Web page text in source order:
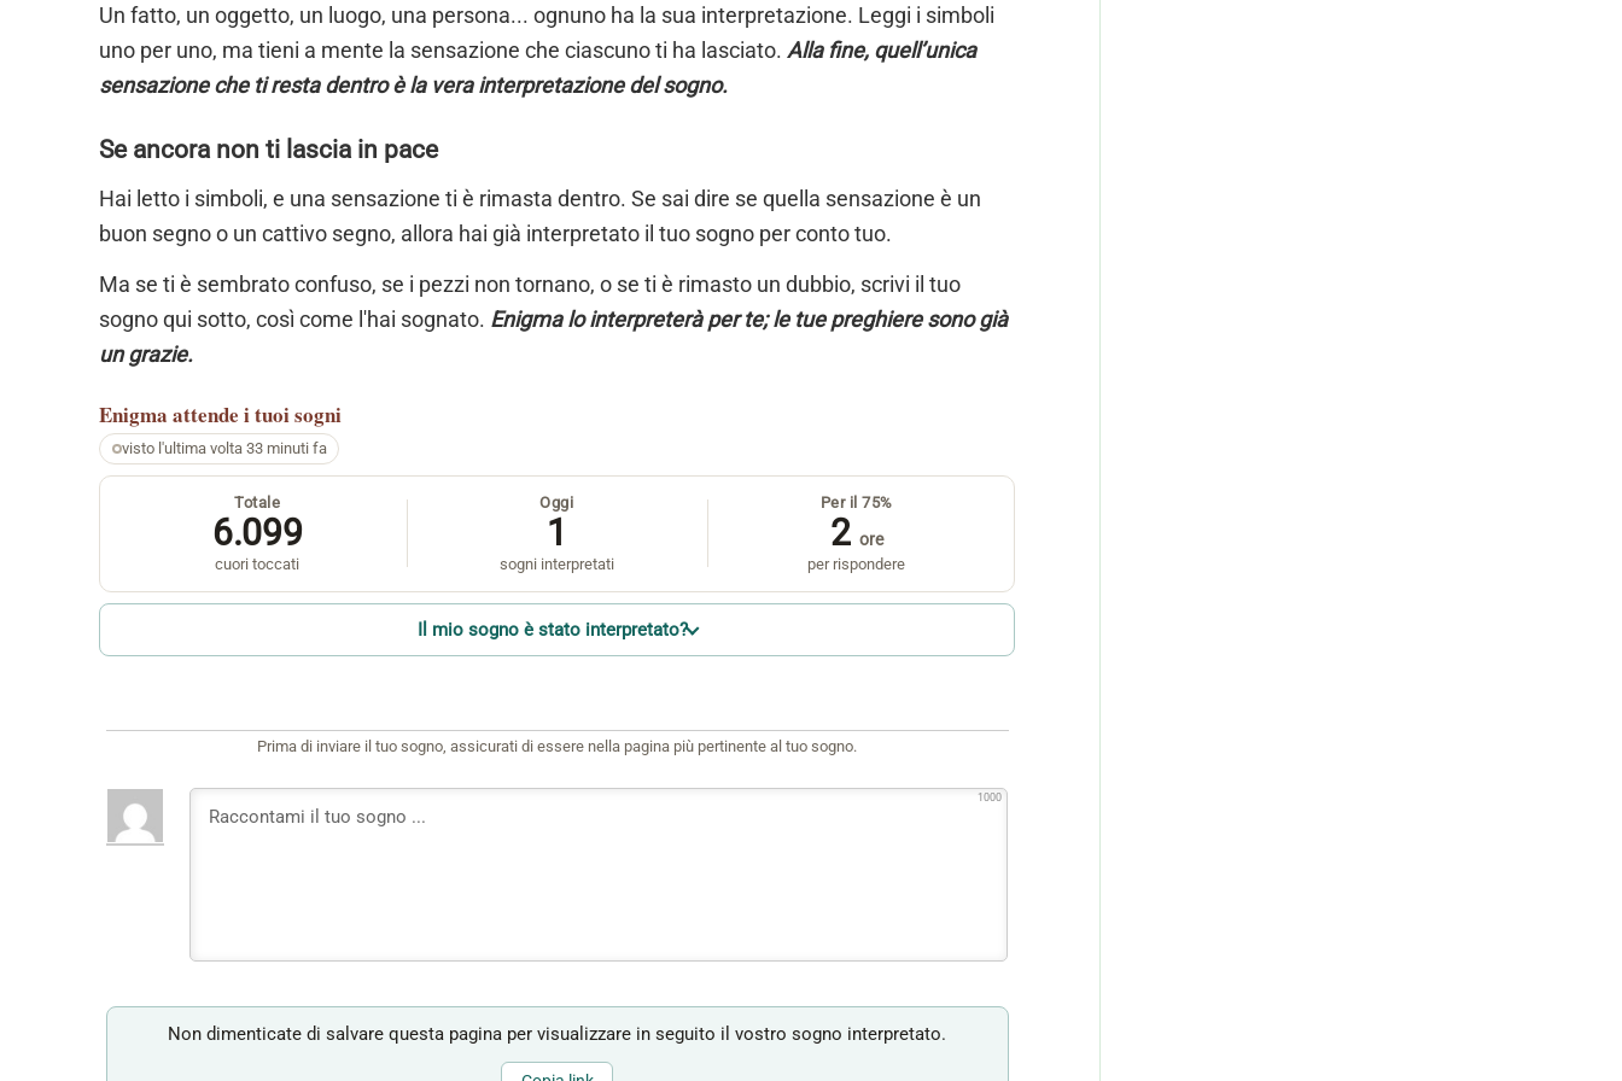
Un fatto, un oggetto, un luogo, una persona... ognuno ha la sua interpretazione. Leggi i simboli
uno per uno, ma tieni a mente la sensazione che ciascuno ti ha lasciato. Alla fine, quell’unica
sensazione che ti resta dentro è la vera interpretazione del sogno.
Se ancora non ti lascia in pace
Hai letto i simboli, e una sensazione ti è rimasta dentro. Se sai dire se quella sensazione è un
buon segno o un cattivo segno, allora hai già interpretato il tuo sogno per conto tuo.
Ma se ti è sembrato confuso, se i pezzi non tornano, o se ti è rimasto un dubbio, scrivi il tuo
sogno qui sotto, così come l'hai sognato. Enigma lo interpreterà per te; le tue preghiere sono già
un grazie.
Enigma attende i tuoi sogni
visto l'ultima volta 33 minuti fa
Totale
6.099
cuori toccati
Oggi
1
sogni interpretati
Per il 75%
2 ore
per rispondere
Il mio sogno è stato interpretato?
Prima di inviare il tuo sogno, assicurati di essere nella pagina più pertinente al tuo sogno.
1000
Non dimenticate di salvare questa pagina per visualizzare in seguito il vostro sogno interpretato.